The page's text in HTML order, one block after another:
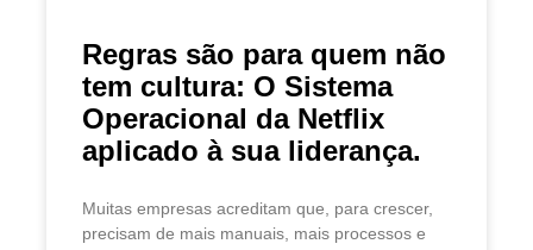
Regras são para quem não
tem cultura: O Sistema
Operacional da Netflix
aplicado à sua liderança.
Muitas empresas acreditam que, para crescer,
precisam de mais manuais, mais processos e